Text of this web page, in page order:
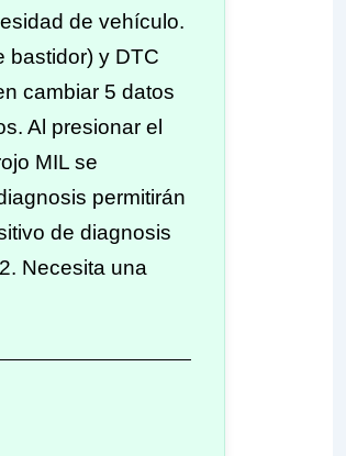
de vehículo.
bastidor) y DTC
cambiar 5 datos
Al presionar el
MIL se
permitirán
de diagnosis
Necesita una